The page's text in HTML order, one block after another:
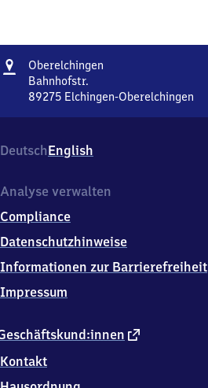
Adresse
Oberelchingen
Bahnhofstr.
89275 Elchingen-Oberelchingen
8
9
7
Elchingen-
Oberelchingen
DeutschEnglish
externer
Kontakt
Analyse verwalten
Compliance
Datenschutzhinweise
Informationen zur Barrierefreiheit
Impressum